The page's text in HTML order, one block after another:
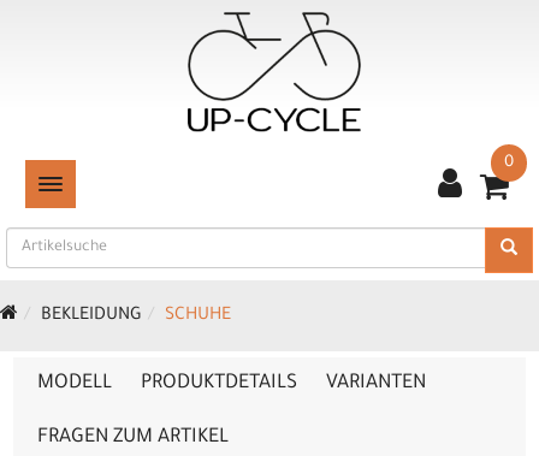
TOGGLE NAVIGATION
0
BEKLEIDUNG SCHUHE
MODELL PRODUKTDETAILS VARIANTEN
FRAGEN ZUM ARTIKEL